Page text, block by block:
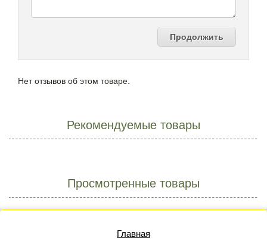
Продолжить
Нет отзывов об этом товаре.
Рекомендуемые товары
Просмотренные товары
Главная